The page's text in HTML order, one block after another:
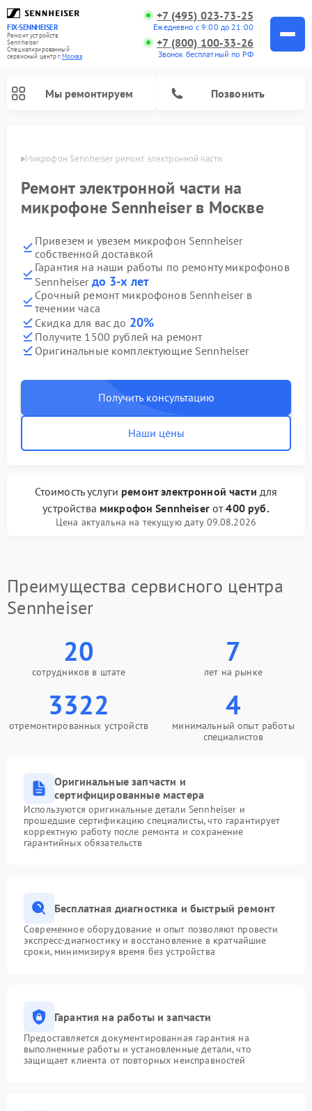
FIX-SENNHEISER
Ремонт устройств
Sennheiser
Специализированный
cервисный центр г.Москва
+7 (495) 023-73-25
Ежедневно с 9:00 до 21:00
+7 (800) 100-33-26
Звонок бесплатный по РФ
Мы ремонтируем Позвонить
Микрофон Sennheiser ремонт электронной части
Ремонт электронной части на
микрофоне Sennheiser в Москве
Привезем и увезем микрофон Sennheiser
собственной доставкой
Гарантия на наши работы по ремонту микрофонов
Sennheiser до 3-х лет
Срочный ремонт микрофонов Sennheiser в
течении часа
Скидка для вас до 20%
Получите 1500 рублей на ремонт
Оригинальные комплектующие Sennheiser
Получить консультацию
Наши цены
Стоимость услуги ремонт электронной части для
устройства микрофон Sennheiserот400 руб.
Цена актуальна на текущую дату 09.08.2026
Преимущества сервисного центра
Sennheiser
20
сотрудников в штате
7
лет на рынке
3322
отремонтированных устройств
4
минимальный опыт работы
специалистов
Оригинальные запчасти и
сертифицированные мастера
Используются оригинальные детали Sennheiser и
прошедшие сертификацию специалисты, что гарантирует
корректную работу после ремонта и сохранение
гарантийных обязательств
Бесплатная диагностика и быстрый ремонт
Современное оборудование и опыт позволяют провести
экспресс-диагностику и восстановление в кратчайшие
сроки, минимизируя время без устройства
Гарантия на работы и запчасти
Предоставляется документированная гарантия на
выполненные работы и установленные детали, что
защищает клиента от повторных неисправностей